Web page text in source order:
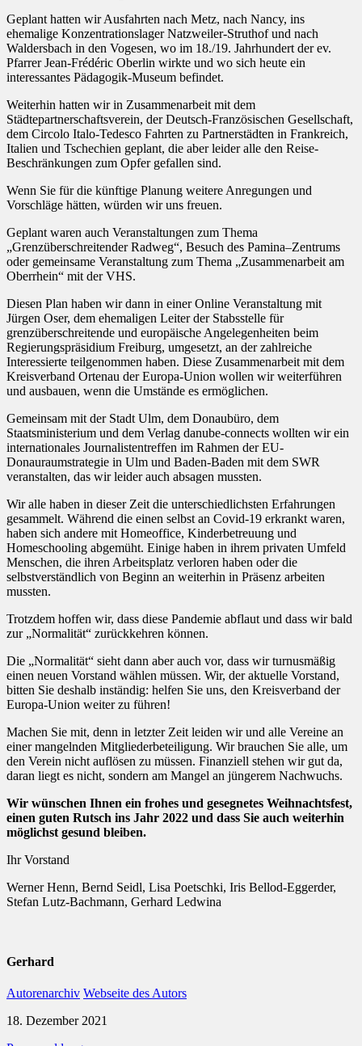
Geplant hatten wir Ausfahrten nach Metz, nach Nancy, ins
ehemalige Konzentrationslager Natzweiler-Struthof und nach
Waldersbach in den Vogesen, wo im 18./19. Jahrhundert der ev.
Pfarrer Jean-Frédéric Oberlin wirkte und wo sich heute ein
interessantes Pädagogik-Museum befindet.
Weiterhin hatten wir in Zusammenarbeit mit dem
Städtepartnerschaftsverein, der Deutsch-Französischen Gesellschaft,
dem Circolo Italo-Tedesco Fahrten zu Partnerstädten in Frankreich,
Italien und Tschechien geplant, die aber leider alle den Reise-
Beschränkungen zum Opfer gefallen sind.
Wenn Sie für die künftige Planung weitere Anregungen und
Vorschläge hätten, würden wir uns freuen.
Geplant waren auch Veranstaltungen zum Thema
„Grenzüberschreitender Radweg“, Besuch des Pamina–Zentrums
oder gemeinsame Veranstaltung zum Thema „Zusammenarbeit am
Oberrhein“ mit der VHS.
Diesen Plan haben wir dann in einer Online Veranstaltung mit
Jürgen Oser, dem ehemaligen Leiter der Stabsstelle für
grenzüberschreitende und europäische Angelegenheiten beim
Regierungspräsidium Freiburg, umgesetzt, an der zahlreiche
Interessierte teilgenommen haben. Diese Zusammenarbeit mit dem
Kreisverband Ortenau der Europa-Union wollen wir weiterführen
und ausbauen, wenn die Umstände es ermöglichen.
Gemeinsam mit der Stadt Ulm, dem Donaubüro, dem
Staatsministerium und dem Verlag danube-connects wollten wir ein
internationales Journalistentreffen im Rahmen der EU-
Donauraumstrategie in Ulm und Baden-Baden mit dem SWR
veranstalten, das wir leider auch absagen mussten.
Wir alle haben in dieser Zeit die unterschiedlichsten Erfahrungen
gesammelt. Während die einen selbst an Covid-19 erkrankt waren,
haben sich andere mit Homeoffice, Kinderbetreuung und
Homeschooling abgemüht. Einige haben in ihrem privaten Umfeld
Menschen, die ihren Arbeitsplatz verloren haben oder die
selbstverständlich von Beginn an weiterhin in Präsenz arbeiten
mussten.
Trotzdem hoffen wir, dass diese Pandemie abflaut und dass wir bald
zur „Normalität“ zurückkehren können.
Die „Normalität“ sieht dann aber auch vor, dass wir turnusmäßig
einen neuen Vorstand wählen müssen. Wir, der aktuelle Vorstand,
bitten Sie deshalb inständig: helfen Sie uns, den Kreisverband der
Europa-Union weiter zu führen!
Machen Sie mit, denn in letzter Zeit leiden wir und alle Vereine an
einer mangelnden Mitgliederbeteiligung. Wir brauchen Sie alle, um
den Verein nicht auflösen zu müssen. Finanziell stehen wir gut da,
daran liegt es nicht, sondern am Mangel an jüngerem Nachwuchs.
Wir wünschen Ihnen ein frohes und gesegnetes Weihnachtsfest,
einen guten Rutsch ins Jahr 2022 und dass Sie auch weiterhin
möglichst gesund bleiben.
Ihr Vorstand
Werner Henn, Bernd Seidl, Lisa Poetschki, Iris Bellod-Eggerder,
Stefan Lutz-Bachmann, Gerhard Ledwina
Gerhard
Autorenarchiv Webseite des Autors
18. Dezember 2021